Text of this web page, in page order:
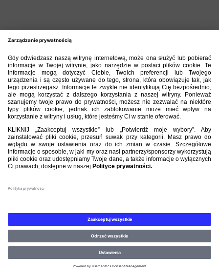
Polska - Holandia 1:2 (2024) Zabrakło momentów.
POMECZOWE KOMENTARZE